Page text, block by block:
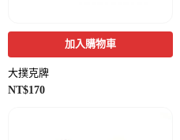
加入購物車
大撲克牌
NT$170